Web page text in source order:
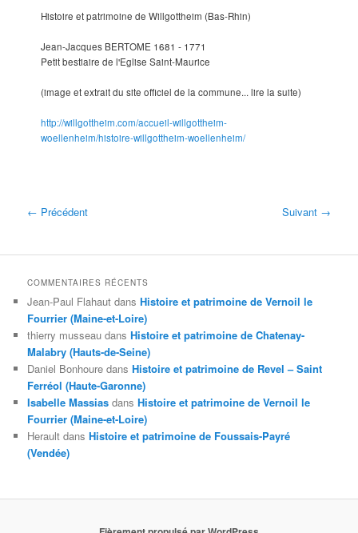
Histoire et patrimoine de Willgottheim (Bas-Rhin)
Jean-Jacques BERTOME 1681 - 1771
Petit bestiaire de l'Eglise Saint-Maurice
(image et extrait du site officiel de la commune... lire la suite)
http://willgottheim.com/accueil-willgottheim-
woellenheim/histoire-willgottheim-woellenheim/
← Précédent Suivant →
COMMENTAIRES RÉCENTS
Jean-Paul Flahaut dansHistoire et patrimoine de Vernoil le
Fourrier (Maine-et-Loire)
thierry musseau dansHistoire et patrimoine de Chatenay-
Malabry (Hauts-de-Seine)
Daniel Bonhoure dansHistoire et patrimoine de Revel – Saint
Ferréol (Haute-Garonne)
Isabelle Massias dansHistoire et patrimoine de Vernoil le
Fourrier (Maine-et-Loire)
Herault dansHistoire et patrimoine de Foussais-Payré
(Vendée)